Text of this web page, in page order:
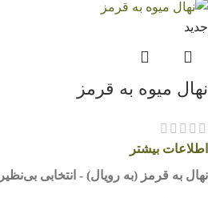
جدید
نهال میوه به قرمز
اطلاعات بیشتر
نهال به قرمز (به رویال) - انتخابی